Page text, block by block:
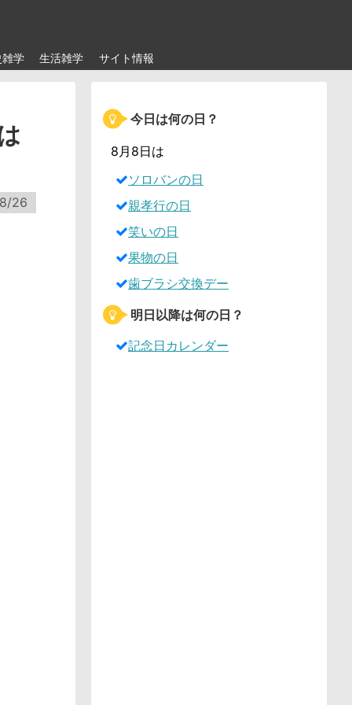
学 生活雑学 サイト情報
26
今日は何の日？
8月8日は
ソロバンの日
親孝行の日
笑いの日
果物の日
歯ブラシ交換デー
明日以降は何の日？
記念日カレンダー